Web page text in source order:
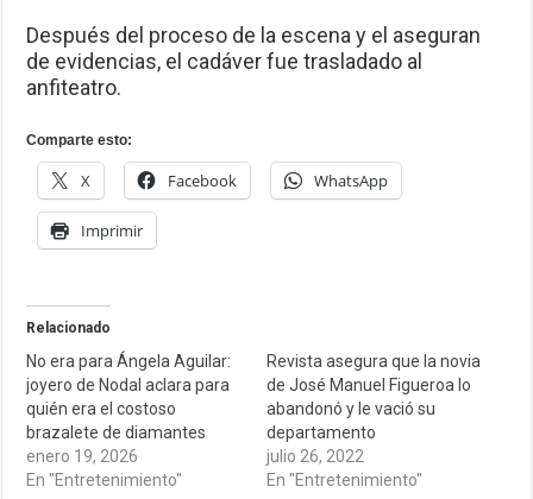
Después del proceso de la escena y el aseguran
de evidencias, el cadáver fue trasladado al
anfiteatro.
Comparte esto:
X Facebook WhatsApp
Imprimir
Relacionado
No era para Ángela Aguilar:
joyero de Nodal aclara para
quién era el costoso
brazalete de diamantes
enero 19, 2026
En "Entretenimiento"
Revista asegura que la novia
de José Manuel Figueroa lo
abandonó y le vació su
departamento
julio 26, 2022
En "Entretenimiento"